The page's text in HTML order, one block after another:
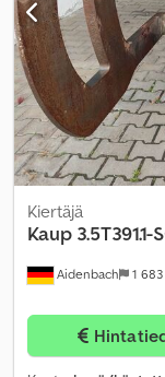
Aidenbach 1
Kiertäjä
Kaup 3.5T391.1-